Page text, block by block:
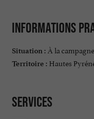
Informations
Situation : À la campagne
Territoire : Hautes
Services